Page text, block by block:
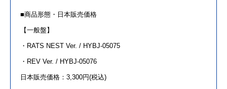
■商品形態・日本販売価格
【一般盤】
・RATS NEST Ver. / HYBJ-05075
・REV Ver. / HYBJ-05076
日本販売価格：3,300円(税込)